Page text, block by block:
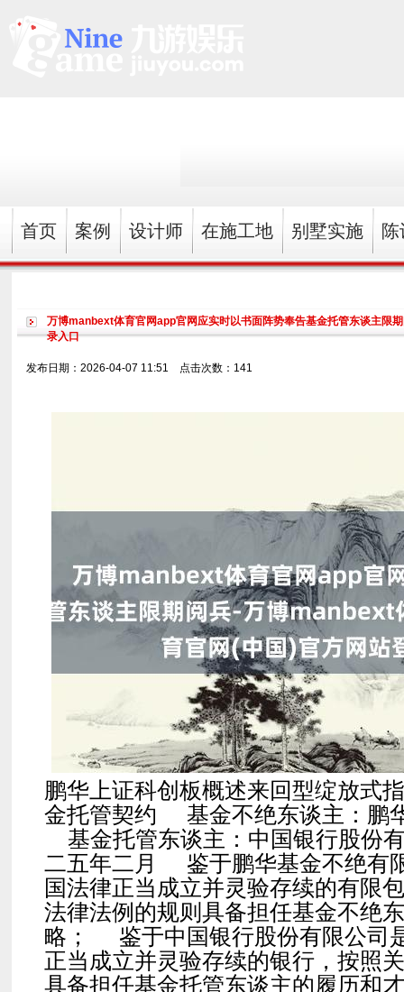
首页 案例 设计师 在施工地 别墅实施 陈
万博manbext体育官网app官网应实时以书面阵势奉告基金托管东谈主限
录入口
发布日期：2026-04-07 11:51 点击次数：141
鹏华上证科创板概述来回型绽放式指数 证券投资基金托管契约 基金不绝东谈主：鹏华基金不绝有限公司 基金托管东谈主：中国银行股份有限公司 二○二五年二月 鉴于鹏华基金不绝有限公司是一家依照中国法律正当成立并灵验存续的有限包袱公司， 按照关系法律法例的规则具备担任基金不绝东谈主的履历和才略； 鉴于中国银行股份有限公司是一家依照中国法律正当成立并灵验存续的银行，按照关系 法律法例的规则具备担任基金托管东谈主的履历和才略； 鉴于鹏华基金不绝有限公司拟担任鹏华上证科创板概述来回型绽放式指数证券投资基 金的基金不绝东谈主，中国银行股份有限公司拟担任鹏华上证科创板概述来回型绽放式指数证券 投资基金的基金托管东谈主； 为明确鹏华上证科创板概述来回型绽放式指数证券投资基金（以下简称“本基金”或“基 金”）基金不绝东谈主和基金托管东谈主之间的职权义务关系，特制订本契约。 一、托管契约当事东谈主 （一）基金不绝东谈主（或简称“不绝东谈主”） 称号：鹏华基金不绝有限公司 住所：深圳市福田区福华三路 168 号深圳国际商会中心 43 层 法定代表东谈主: 张纳沙 成立时间：1998 年 12 月 22 日 批准树立机关：中国证券监督不绝委员会 批准树立文号：［1998］31 号文 组织阵势：有限包袱公司 注册成本：1.5 亿元东谈主民币 经营鸿沟：发起树立基金、基金不绝及中国证监会批准的其他业务 存续技术：合手续经营 （二）基金托管东谈主（或简称“托管东谈主”） 称号：中国银行股份有限公司 住所：北京市西城区复兴门内大街 1 号 法定代表东谈主: 葛海蛟 成立时间：1983 年 10 月 31 日 基金托管业务批准文号：中国证监会证监基字【1998】24 号 组织阵势：股份有限公司 注册成本：东谈主民币贰仟玖佰肆拾叁亿捌仟柒佰柒拾玖万壹仟贰佰肆拾壹元整 经营鸿沟： 接收东谈主民币进款；披发短期、中期和恒久贷款；办理结算；办理单子贴 现；刊行金融债券；代理刊行、代理兑付、承销政府债券；交易政府债 券；从事同行拆借；提供信用证做事及担保；代理收付款项及代理保障 业务；提供保障箱做事；外汇进款；外汇贷款；外汇汇款；外汇兑换； 国际结算；同行外汇拆借；外汇单子的承兑和贴现；外汇告贷；外汇担 保；结汇、售汇；刊行和代理刊行股票除外的外币有价证券；交易和代 理交易股票除外的外币有价证券；自营外汇交易；代客外汇交易；外汇 信用卡的刊行和代理国外信用卡的刊行及付款；资信打听、盘考、见证 业务；组织或参加银团贷款；国际贵金属交易；国外分支机构经营与当 地法律许可的一切银行业务；在港澳地区的分行依据当地规则可刊行或 参与代理刊行当地货币；经中国东谈主民银行批准的其他业务。 存续技术：合手续经营 二、托管契约的依据、宗旨、原则息争释 （一）依据 本契约依据《中华东谈主民共和国民法典》、《中华东谈主民共和国证券法》(以下简称“《证券 法》”)、 《中华东谈主民共和国证券投资基金法》 （以下简称“《基金法》 ”）、 《公开召募证券投资 基金运作不绝办法》 （以下简称“《运作办法》”）、 《证券投资基金托管业务不绝办法》 、《公开 召募证券投资基金信息表示不绝办法》 （以下简称“《信息表示办法》”）、 《证券投资基金信息 表示内容与阵势准则第 7 号〈托管契约的内容与阵势〉》、《公开召募绽放式证券投资基金流 动性风险不绝规则》过火他相关法律法例与《鹏华上证科创板概述来回型绽放式指数证券投 资基金基金合同》（以下简称“ 《基金合同》”）签订。 （二）宗旨 签订本契约的宗旨是明确鹏华上证科创板概述来回型绽放式指数证券投资基金基金托 管东谈主和鹏华上证科创板概述来回型绽放式指数证券投资基金基金不绝东谈主之间在基金财产的 撑合手、投资运作、净值筹备、收益分拨、信息表示及相互监督等关系事宜中的职权、义务及 职责，确保基金财产的安全，保护基金份额合手有东谈主的正当权益。 （三）原则 基金不绝东谈主和基金托管东谈主本着对等自发、憨厚信用的原则，经协商一致，签订本契约。 （四）解释 除非文义另有所指，本契约的整个术语与《基金合同》的相应术语具有相似含义。 三、基金托管东谈主对基金不绝东谈主的业务监督和核查 （一）基金托管东谈主根据相关法律法例的规则对基金不绝东谈主的下列投资运作进行监督： 本基金主要投资于标的指数成份股、备选成份股（均含存托凭证）。为更好地完了投资 方向，本基金可少许投资于国内照章刊行或上市来回的其他非成份股（包含主板、创业板及 其他中国证监会允许基金投资的股票）、存托凭证、债券（含国债、金融债、企业债、公司 债、央行单子、政府支合手机构债、场所政府债、中期单子、短期融资券、超短期融资券、次 级债、可调遣债券、可交换债券过火他中国证监会允许基金投资的债券）、债券回购、银行 进款（包括契约进款、如期进款等）、货币市集器具、同行存单、财富支合手证券、股指期货 以及法律法例或中国证监会允许基金投资的其他金融器具（但须合适中国证监会关系规则）。 本基金可根据关系法律法例和基金合同的约定，参与融资及转融通证券出借业务。 如法律法例或监管机构以后允许基金投资其他品种，基金不绝东谈主在现实安妥要津后，可 以将其纳入投资鸿沟。 基金的投资组合比例为：本基金投资于标的指数成份股和备选成份股（均含存托凭证） 的比例不低于基金财富净值的 90%，且不低于非现款基金财富的 80%，因法律法例的规则而 受拆伙的情形除外。 若是法律法例对该比例要求有变更的，不错变更后的比例为准，本基金的投资比例可作念 相应诊治。 基金不绝东谈主应将拟投资的上证科创板概述指数股票库、债券库等各投资品种的具体鸿沟 实时提供给基金托管东谈主。基金不绝东谈主不错根据实质情况的变化，对各投资品种的具体鸿沟予 以更新和诊治，并实时奉告基金托管东谈主。基金托管东谈主根据上述投资鸿沟对基金的投资进行监 督。 基金的投资组合应罢黜以下拆伙： （1）本基金投资于标的指数成份股和备选成份股（均含存托凭证）的比例不低于基金 财富净值的 90%，且不低于非现款基金财富的 80%； （2）本基金投资于褪色原始权益东谈主的种种财富支合手证券的比例，不得跨越基金财富净 值的 10%； （3）本基金合手有的一皆财富支合手证券，其市值不得跨越基金财富净值的 20%，中国证 监会规则的非凡品种除外； （4）本基金合手有的褪色（指褪色信用级别）财富支合手证券的比例，不得跨越该财富支 合手证券限制的 10%； （5）本基金不绝东谈独揽理的且由本托管东谈主托管的一皆基金投资于褪色原始权益东谈主的种种 财富支合手证券，不得跨越其种种财富支合手证券所有这个词限制的 10%； （6）本基金应投资于信用级别评级为 BBB 以上（含 BBB）的财富支合手证券。基金合手 有财富支合手证券技术，若是其信用等级下跌、不再合适投资轨范，应在评级讲述发布之日起 （7）基金财产参与股票刊行申购，本基金所求教的金额不跨越本基金的总财富，本基 金所求教的股票数目不跨越拟刊行股票公司本次刊行股票的总量； （8）本基金主动投资于流动性受限财富的市值所有这个词不得跨越基金财富净值的 15%；因 证券市集波动、上市公司股票停牌、基金限制变动等基金不绝东谈主之外的要素甚至基金不合适 该比例拆伙的，基金不绝东谈主不得主动新增流动性受限财富的投资； （9）本基金与私募类证券资管家具及中国证监会认定的其他主体为来回敌手开展逆回 购来回的，可秉承质押品的禀赋要求应当与基金合同约定的投资鸿沟保合手一致； （10）本基金财富总值不跨越基金财富净值的 140%； （11）若本基金参与股指期货来回，应当顺从下列要求： a.本基金在职何来回日日终，合手有的买入股指期货合约价值，不得跨越基金财富净值的 b.本基金在职何来回日日终，合手有的买入股指期货合约价值与有价证券市值之和，不得 跨越基金财富净值的 100%。其中，有价证券指股票、债券（不含到期日在一年以内的政府 债券）、财富支合手证券、买入返售金融财富（不含质押式回购）等； c.本基金在职何来回日日终，合手有的卖出股指期货合约价值不得跨越基金合手有的股票总 市值的 20%； d.本基金在职何来回日内来回（不包括平仓）的股指期货合约的成交金额不得跨越上一 来回日基金财富净值的 20%； e.本基金每个来回日日终在扣除股指期货合约需交纳的来回保证金后，应当保合手不低于 来回保证金一倍的现款，其中现款不包括结算备付金、存出保证金、应收申购款等； （12）本基金投资存托凭证的比例拆伙依照境内上市来回的股票实行，与境内上市来回 的股票合并筹备； （13）本基金参与融资的，每个来回日日终，本基金合手有的融资买入股票与其他有价证 券市值之和，不得跨越基金财富净值的 95%； （14）本基金参与转融通证券出借业务的，应当合适以下要求： a.出借证券财富不得跨越基金财富净值的 30%； b.参与出借业务的单只证券不得跨越基金合手有该证券总量的 30%； c.最近 6 个月内日均基金财富净值不低于 2 亿元； d.证券出借的平均剩余期限不得跨越 30 天，平均剩余期限按照市值加权平均筹备； （15）法律法例及中国证监会规则的其他投资比例拆伙。 除上述第（6）、 （8） 、（9）、 （14）项情形之外，因证券/期货市集波动、证券刊行东谈主合并、 基金限制变动、标的指数成份股诊治、标的指数成份股流动性拆伙等基金不绝东谈主之外的要素 甚至基金投资比例不合适上述规则投资比例的，基金不绝东谈主应当在 10 个来回日内进行诊治； 因证券/期货市集波动、证券刊行东谈主合并、基金限制变动等基金不绝东谈主之外的要素甚至基金 投资比例不合适上述第（14）项情形时，基金不绝东谈主不得新增出借业务；但中国证监会规则 的非凡情形除外。法律法例另有规则的从其规则。 基金不绝东谈主应当自基金合同收效之日起 6 个月内使基金的投资组合比例合适基金合同 的相关约定。在上述技术内，本基金的投资鸿沟、投资策略应当合适基金合同的约定。基金 托管东谈主对基金的投资的监督与查验自基金合同收效之日起运行。 法律法例或监管部门取消或诊治上述拆伙，如适用于本基金，基金不绝东谈主在现实安妥程 序后，则本基金投资不再受关捆绑果或按诊治后的规则实行。 基金不绝东谈主运用基金财产交易基金不绝东谈主、基金托管东谈主过火控股鼓励、实质限定东谈主或者 与其有要紧是非关系的公司刊行的证券或者承销期内承销的证券，或者从事其他要紧关联交 易的，应当合适基金的投资方向和投资策略，罢黜基金份额合手有东谈主利益优先原则，防护利益 马虎，建立健全里面审批机制和评估机制，按照市集平正合理价钱实行。关系来回必须预先 得到基金托管东谈主的同意，并按法律法例给予表示。要紧关联来回应提交基金不绝东谈主董事会审 议，并经过三分之二以上的零丁董事通过。基金不绝东谈主董事会应至少每半年对关联来回事项 进行审查。 法律法例或监管部门取消或诊治上述不容性规则，如适用于本基金，基金不绝东谈主在现实 安妥要津后，则本基金投资不再受关捆绑果或按诊治后的规则实行。 （二）基金托管东谈主应根据相关法律法例的规则及《基金合同》的约定，对基金财富净值 筹备、基金份额净值筹备、应收资金到账、基金用度开支及收入详情、基金收益分拨、关系 信息表示及基金宣传推介材料中登载基金功绩阐述数据等进行复核。 （三）基金托管东谈主在上述第（一）、 （二）款的监督和核查中发现基金不绝东谈主违背上述约 定，应实时辅导基金不绝东谈主，基金不绝东谈主收到辅导后应实时查对阐述并以书面阵势对基金托 管东谈主发出回函并改正。在限期内，基金托管东谈主有权随时对辅导事项进行复查。基金不绝东谈主对 基金托管东谈主辅导的违法事项未能在限期内阅兵的，基金托管东谈主应实时向中国证监会讲述。 （四）基金托管东谈主发现基金不绝东谈主的投资指示违背法律法例、本契约的规则，应当断绝 实行，实时辅导基金不绝东谈主，并依照法律法例的规则实时向中国证监会讲述。基金托管东谈主发 现基金不绝东谈主依据来回要津已经收效的指示违背法律法例、、本契约规则的，应当实时辅导 基金不绝东谈主，并依照法律法例的规则实时向中国证监会讲述。 （五）基金不绝东谈主应积极配合和协助基金托管东谈主的监督和核查，包括但不限于：在规则 时间内回应基金托管东谈主并改正，就基金托管东谈主的合理疑义进行解释或举证，提供关系数据资 料和轨制等。 四、基金不绝东谈主对基金托管东谈主的业务核查 律法例过火行业监管要求的基础上，基金不绝东谈主有权对基金托管东谈主现实本契约的情况进行必 要的核查，核查事项包括但不限于基金托管东谈主安全撑合手基金财产、开设基金财产的资金账户 和证券账户、复核基金不绝东谈主筹备的基金财富净值和基金份额净值、根据基金不绝东谈主指示办 理计帐交收、关系信息表示和监督基金投资运作等行动。 当事理未实行或蔓延实行基金不绝东谈主资金划拨指示、走漏基金投资信息等违背法律法例、 《基 金合同》及本契约相关规则时，应实时以书面阵势奉告基金托管东谈主限期阅兵，基金托管东谈主收 到奉告后应实时查对并以书面阵势对基金不绝东谈主发出回函。在限期内，基金不绝东谈主有权随时 对奉告事项进行复查，督促基金托管东谈主改正。基金托管东谈主对基金不绝东谈主奉告的违法事项未能 在限期内阅兵的，基金不绝东谈主应依照法律法例的规则讲述中国证监会。 基金不绝东谈主核查托管财产的完满性和信得过性，在规则时间内回应基金不绝东谈主并改正。 五、基金财产的撑合手 （一）基金财产撑合手的原则 《基 金合同》及本契约另有规则，不得自走运用、责罚、分拨基金的任何财产。 金财产的完满与零丁。 管东谈主不得寄予第三东谈主托管基金财产。 （二）基金合同收效前召募资金的验资和入账 基金份额合手有东谈主东谈主数合适《基金法》、 《运作办法》等相关规则的，由基金不绝东谈主在法如期限 内礼聘合适《中华东谈主民共和国证券法》规则的司帐师事务所对基金进行验资，并出具验资报 告，出具的验资讲述应由参加验资的 2 名以上（含 2 名）中国注册司帐师署名方为灵验。 金银行账户中，并确保划入的资金与验资阐述金额相一致。 （三）基金的银行账户的开设和不绝 托管东谈主撑合手和使用。本基金除证券来回所场内来回除外的一切货币相差行为包括